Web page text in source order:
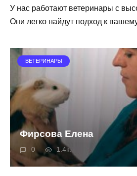
У нас работают ветеринары с
Они легко найдут подход к
ВЕТЕРИНАРЫ
Фирсова Елена
0 1.4к.